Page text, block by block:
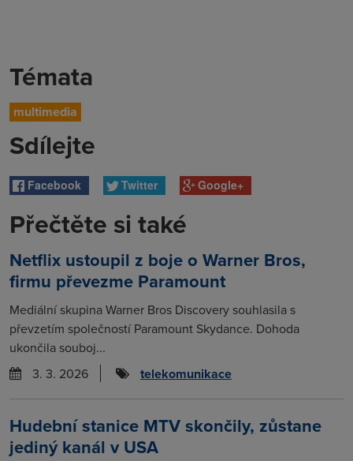
Témata
multimedia
Sdílejte
Facebook Twitter Google+
Přečtěte si také
Netflix ustoupil z boje o Warner Bros,
firmu převezme Paramount
Mediální skupina Warner Bros Discovery souhlasila s
převzetím společností Paramount Skydance. Dohoda
ukončila souboj...
3. 3. 2026
telekomunikace
Hudební stanice MTV skončily, zůstane
jediný kanál v USA